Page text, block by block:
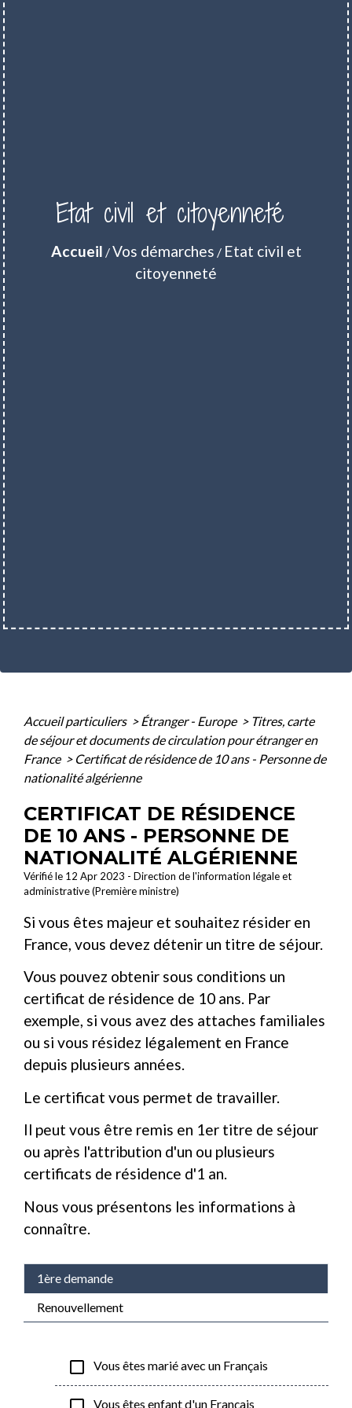
Etat civil et citoyenneté
Accueil /Vos démarches / Etat civil et
citoyenneté
Accueil particuliers > Étranger - Europe > Titres, carte
de séjour et documents de circulation pour étranger en
France > Certificat de résidence de 10 ans - Personne de
nationalité algérienne
CERTIFICAT DE RÉSIDENCE
DE 10 ANS - PERSONNE DE
NATIONALITÉ ALGÉRIENNE
Vérifié le 12 Apr 2023 - Direction de l'information légale et
administrative (Première ministre)
Si vous êtes majeur et souhaitez résider en
France, vous devez détenir un titre de séjour.
Vous pouvez obtenir sous conditions un
certificat de résidence de 10 ans. Par
exemple, si vous avez des attaches familiales
ou si vous résidez légalement en France
depuis plusieurs années.
Le certificat vous permet de travailler.
Il peut vous être remis en 1er titre de séjour
ou après l'attribution d'un ou plusieurs
certificats de résidence d'1 an.
Nous vous présentons les informations à
connaître.
1ère demande
Renouvellement
check_box_outline_blank Vous êtes marié avec un Français
Vous êtes enfant d'un Français